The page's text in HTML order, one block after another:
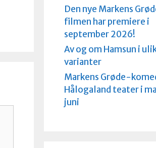
Den nye Markens
filmen har premiere i
september 2026!
Av og om Hamsun i
varianter
Markens Grøde-
Hålogaland teater i
juni